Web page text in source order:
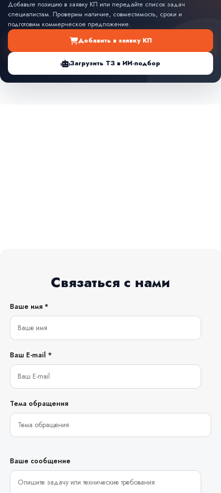
Добавьте позицию в заявку КП или передайте список задач
специалистам. Проверим наличие, совместимость, сроки и
подготовим коммерческое предложение.
Добавить в заявку КП
Загрузить ТЗ в ИИ-подбор
Связаться с нами
Ваше имя *
Ваш E-mail *
Тема обращения
Ваше сообщение